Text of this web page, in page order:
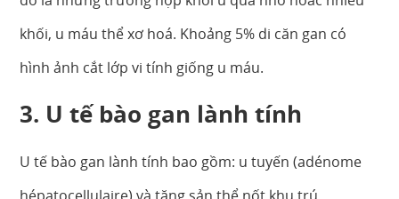
khối, u máu thể xơ hoá. Khoảng 5% di căn gan có
hình ảnh cắt lớp vi tính giống u máu.
3. U tế bào gan lành tính
U tế bào gan lành tính bao gồm: u tuyến (adénome